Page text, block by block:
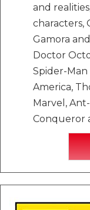
and
characters,
Gamora
Doctor
Spider-Man
America,
Marvel,
Conqueror